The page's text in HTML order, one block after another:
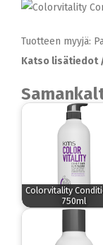
Tuotteen myyjä:
Katso lisätiedot
Colorvitality
750ml